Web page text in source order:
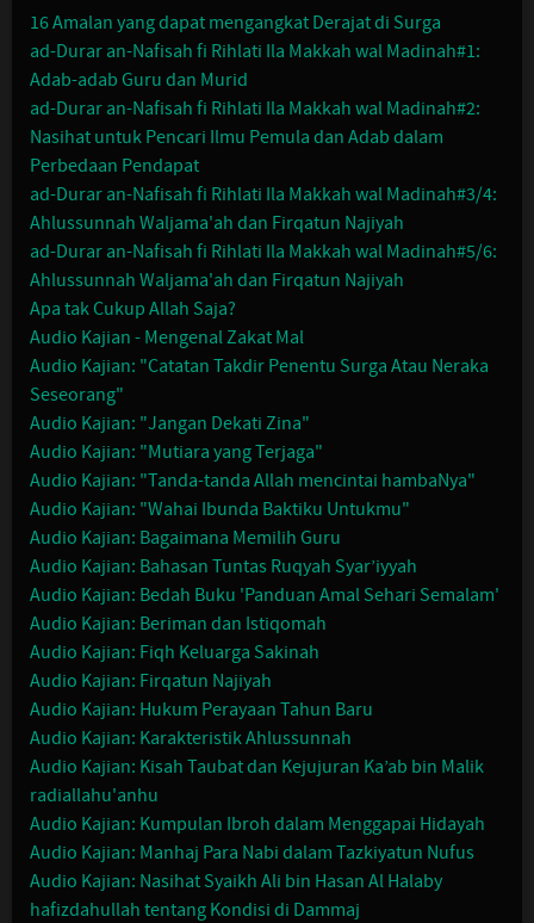
16 Amalan yang dapat mengangkat Derajat di Surga
ad-Durar an-Nafisah fi Rihlati Ila Makkah wal Madinah#1:
Adab-adab Guru dan Murid
ad-Durar an-Nafisah fi Rihlati Ila Makkah wal Madinah#2:
Nasihat untuk Pencari Ilmu Pemula dan Adab dalam
Perbedaan Pendapat
ad-Durar an-Nafisah fi Rihlati Ila Makkah wal Madinah#3/4:
Ahlussunnah Waljama'ah dan Firqatun Najiyah
ad-Durar an-Nafisah fi Rihlati Ila Makkah wal Madinah#5/6:
Ahlussunnah Waljama'ah dan Firqatun Najiyah
Apa tak Cukup Allah Saja?
Audio Kajian - Mengenal Zakat Mal
Audio Kajian: "Catatan Takdir Penentu Surga Atau Neraka
Seseorang"
Audio Kajian: "Jangan Dekati Zina"
Audio Kajian: "Mutiara yang Terjaga"
Audio Kajian: "Tanda-tanda Allah mencintai hambaNya"
Audio Kajian: "Wahai Ibunda Baktiku Untukmu"
Audio Kajian: Bagaimana Memilih Guru
Audio Kajian: Bahasan Tuntas Ruqyah Syar’iyyah
Audio Kajian: Bedah Buku 'Panduan Amal Sehari Semalam'
Audio Kajian: Beriman dan Istiqomah
Audio Kajian: Fiqh Keluarga Sakinah
Audio Kajian: Firqatun Najiyah
Audio Kajian: Hukum Perayaan Tahun Baru
Audio Kajian: Karakteristik Ahlussunnah
Audio Kajian: Kisah Taubat dan Kejujuran Ka’ab bin Malik
radiallahu'anhu
Audio Kajian: Kumpulan Ibroh dalam Menggapai Hidayah
Audio Kajian: Manhaj Para Nabi dalam Tazkiyatun Nufus
Audio Kajian: Nasihat Syaikh Ali bin Hasan Al Halaby
hafizdahullah tentang Kondisi di Dammaj